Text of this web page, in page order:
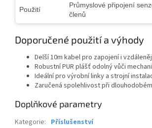
Použití
Průmyslové připojení
členů
Doporučené použití a výhody
Delší 10m kabel pro zapojení i
Robustní PUR plášť odolný vůči
Ideální pro výrobní linky a strojní
Zaručená spolehlivost při
Doplňkové parametry
Kategorie: Příslušenství